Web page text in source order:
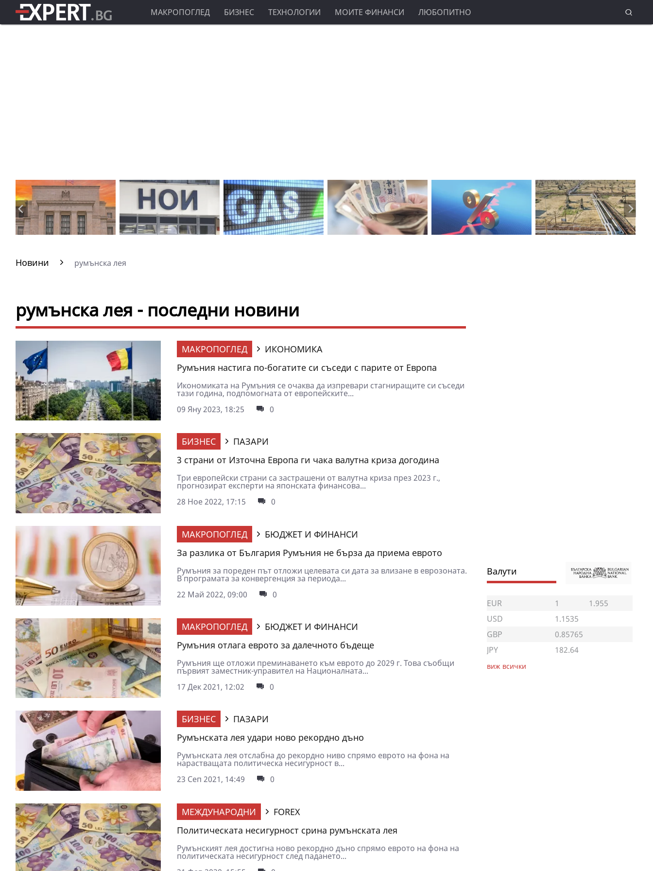
МАКРОПОГЛЕД БИЗНЕС ТЕХНОЛОГИИ МОИТЕ ФИНАНСИ ЛЮБОПИТНО
Новини румънска лея
румънска лея - последни новини
МАКРОПОГЛЕД
ИКОНОМИКА
Румъния настига по-богатите си съседи с парите от Европа
Икономиката на Румъния се очаква да изпревари стагниращите си съседи
тази година, подпомогната от европейските...
09 Яну 2023, 18:25
0
БИЗНЕС
ПАЗАРИ
3 страни от Източна Европа ги чака валутна криза догодина
Три европейски страни са застрашени от валутна криза през 2023 г.,
прогнозират експерти на японската финансова...
28 Ное 2022, 17:15
0
МАКРОПОГЛЕД
БЮДЖЕТ И ФИНАНСИ
За разлика от България Румъния не бърза да приема еврото
Румъния за пореден път отложи целевата си дата за влизане в еврозоната.
В програмата за конвергенция за периода...
22 Май 2022, 09:00
0
МАКРОПОГЛЕД
БЮДЖЕТ И ФИНАНСИ
Румъния отлага еврото за далечното бъдеще
Румъния ще отложи преминаването към еврото до 2029 г. Това съобщи
първият заместник-управител на Националната...
17 Дек 2021, 12:02
0
БИЗНЕС
ПАЗАРИ
Румънската лея удари ново рекордно дъно
Румънскaтa лея отслабна до рекордно ниво спрямо еврото на фона на
нарастващата политическа несигурност в...
23 Сеп 2021, 14:49
0
МЕЖДУНАРОДНИ
FOREX
Политическата несигурност срина румънската лея
Румънският лея достигна ново рекордно дъно спрямо еврото на фона на
политическата несигурност след падането...
Валути
EUR 1
1.955
USD
1.1535
GBP
0.85765
JPY
182.64
виж всички